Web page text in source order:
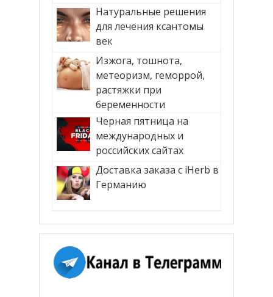
Натуральные решения
для лечения ксантомы
век
Изжога, тошнота,
метеоризм, геморрой,
растяжки при
беременности
Черная пятница на
международных и
российских сайтах
Доставка заказа с iHerb в
Германию